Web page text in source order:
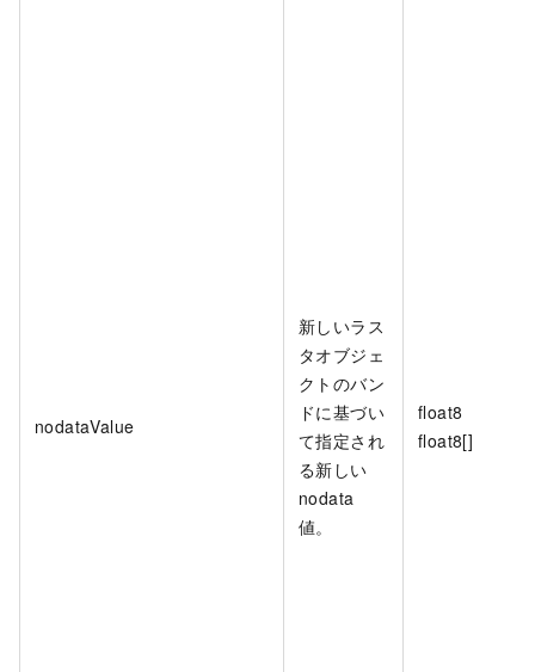
nodataValue
新しいラス
タオブジェ
クトのバン
ドに基づい
て指定され
る新しい
nodata
値。
float8
float8[]